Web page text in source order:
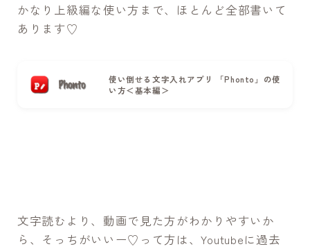
かなり上級編な使い方まで、ほとんど全部書いて
あります♡
使い倒せる文字入れアプリ 「Phonto」の使
い方＜基本編＞
文字読むより、動画で見た方がわかりやすいか
ら、そっちがいいー♡って方は、Youtubeに過去